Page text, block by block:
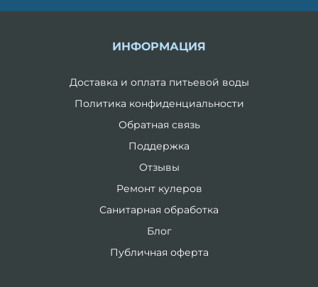
ИНФОРМАЦИЯ
Доставка и оплата питьевой воды
Политика конфиденциальности
Обратная связь
Поддержка
Отзывы
Ремонт кулеров
Санитарная обработка
Блог
Публичная оферта